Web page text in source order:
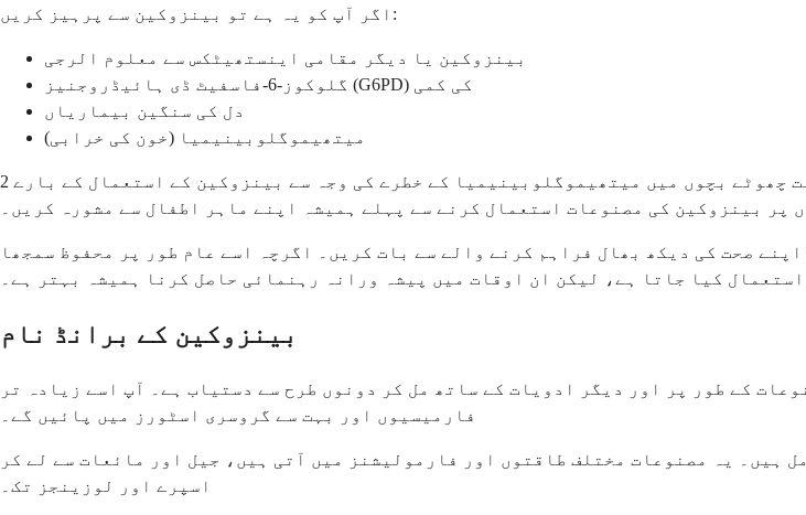
اگر آپ کو یہ ہے تو بینزوکین سے پرہیز کریں:
بینزوکین یا دیگر مقامی اینستھیٹکس سے معلوم الرجی
گلوکوز-6-فاسفیٹ ڈی ہائیڈروجنیز (G6PD) کی کمی
دل کی سنگین بیماریاں
میتھیموگلوبینیمیا (خون کی خرابی)
2 سال سے کم عمر کے بچوں کے لیے خصوصی احتیاط کی ضرورت ہے۔ ایف ڈی اے نے بہت چھوٹے بچوں میں میتھیموگلوبینیمیا کے خطرے کی وجہ سے بینزوکین کے استعمال کے بارے
پر بینزوکین کی مصنوعات استعمال کرنے سے پہلے ہمیشہ اپنے ماہر اطفال سے مشورہ کریں۔
صحت کی دیکھ بھال فراہم کرنے والے سے بات کریں۔ اگرچہ اسے عام طور پر محفوظ سمجھا
کیا جاتا ہے، لیکن ان اوقات میں پیشہ ورانہ رہنمائی حاصل کرنا ہمیشہ بہتر ہے۔
بینزوکین کے برانڈ نام
کے طور پر اور دیگر ادویات کے ساتھ مل کر دونوں طرح سے دستیاب ہے۔ آپ اسے زیادہ تر
فارمیسیوں اور بہت سے گروسری اسٹورز میں پائیں گے۔
ہیں۔ یہ مصنوعات مختلف طاقتوں اور فارمولیشنز میں آتی ہیں، جیل اور مائعات سے لے کر
اسپرے اور لوزینجز تک۔